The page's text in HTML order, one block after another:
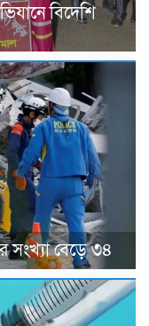
বিদেশি
সংখ্যা বেড়ে ৩৪